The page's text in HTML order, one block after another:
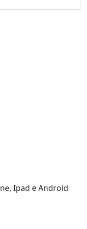
Ipad e Android